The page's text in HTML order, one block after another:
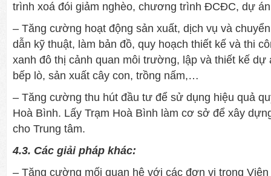
trình xoá đói giảm nghèo, chương trình ĐCĐC, dự
– Tăng cường hoạt động sản xuất, dịch vụ và
dẫn kỹ thuật, làm bản đồ, quy hoạch thiết kế và thi
xanh đô thị cảnh quan môi trường, lập và thiết kế
bếp lò, sản xuất cây con, trồng nấm,…
– Tăng cường thu hút đầu tư để sử dụng hiệu quả
Hoà Bình. Lấy Trạm Hoà Bình làm cơ sở để xây
cho Trung tâm.
4.3. Các giải pháp khác:
– Tăng cường mối quan hệ với các đơn vị trong